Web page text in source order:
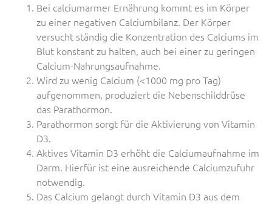
Bei calciumarmer Ernährung kommt es im Körper
zu einer negativen Calciumbilanz. Der Körper
versucht ständig die Konzentration des Calciums im
Blut konstant zu halten, auch bei einer zu geringen
Calcium-Nahrungsaufnahme.
Wird zu wenig Calcium (<1000 mg pro Tag)
aufgenommen, produziert die Nebenschilddrüse
das Parathormon.
Parathormon sorgt für die Aktivierung von Vitamin
D3.
Aktives Vitamin D3 erhöht die Calciumaufnahme im
Darm. Hierfür ist eine ausreichende Calciumzufuhr
notwendig.
Das Calcium gelangt durch Vitamin D3 aus dem